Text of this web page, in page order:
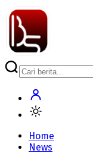
Home
News